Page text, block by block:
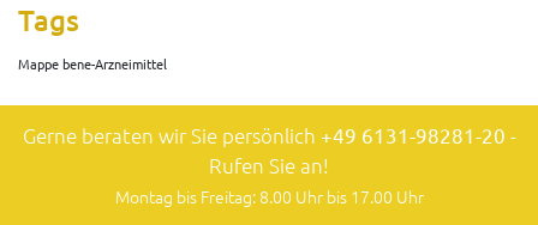
Tags
Mappe bene-Arzneimittel
Gerne beraten wir Sie persönlich +49 6131-98281-20 -
Rufen Sie an!
Montag bis Freitag: 8.00 Uhr bis 17.00 Uhr